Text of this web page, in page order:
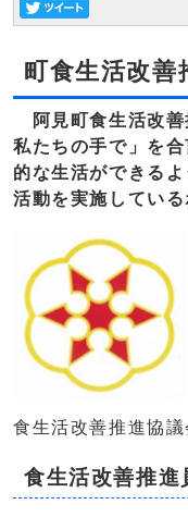
町食生活改善
阿見町食生活改善
私たちの手で」を
的な生活ができる
活動を実施している
食生活改善推進協
食生活改善推進